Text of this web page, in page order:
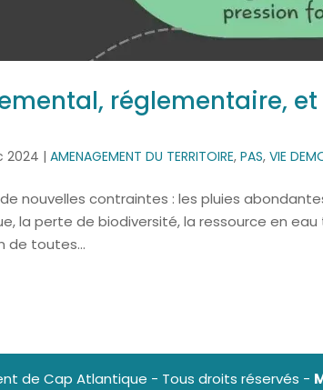
réglementaire,
2024 |AMENAGEMENT DU TERRITOIRE,PAS,VIE
nouvelles contraintes : les pluies
la perte de biodiversité, la ressource en
de toutes...
de Cap Atlantique - Tous droits réservés -